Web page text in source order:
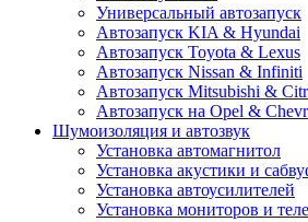
Универсальный автозапуск
Автозапуск KIA & Hyundai
Автозапуск Toyota & Lexus
Автозапуск Nissan & Infiniti
Автозапуск Mitsubishi &
Автозапуск на Opel &
Шумоизоляция и автозвук
Установка автомагнитол
Установка акустики и
Установка автоусилителей
Установка мониторов и